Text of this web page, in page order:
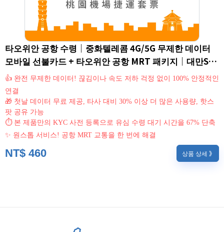
타오위안 공항 수령｜중화텔레콤 4G/5G 무제한 데이터
모바일 선불카드 + 타오위안 공항 MRT 패키지｜대만SIM
카드/eSIM (외국인 한정)
👍 완전 무제한 데이터! 끊김이나 속도 저하 걱정 없이 100% 안정적인
연결
🎁 첫날 데이터 무료 제공, 타사 대비 30% 이상 더 많은 사용량, 핫스
팟 공유 가능
⏱ 본 제품만의 KYC 사전 등록으로 유심 수령 대기 시간을 67% 단축
✨ 원스톱 서비스! 공항 MRT 교통을 한 번에 해결
NT$ 460 상품 상세 》